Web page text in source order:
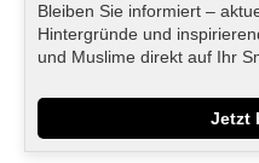
Bleiben Sie informiert –
Hintergründe und
und Muslime direkt auf Ihr
Jetzt